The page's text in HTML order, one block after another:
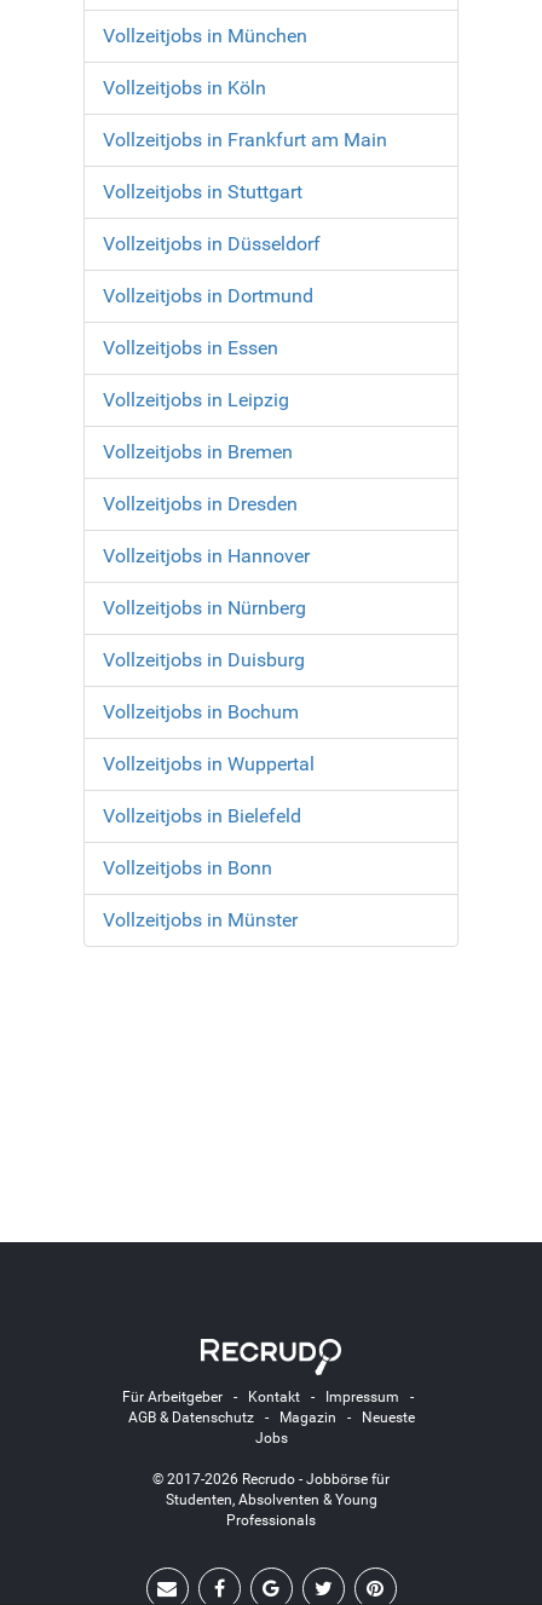
Vollzeitjobs in München
Vollzeitjobs in Köln
Vollzeitjobs in Frankfurt am Main
Vollzeitjobs in Stuttgart
Vollzeitjobs in Düsseldorf
Vollzeitjobs in Dortmund
Vollzeitjobs in Essen
Vollzeitjobs in Leipzig
Vollzeitjobs in Bremen
Vollzeitjobs in Dresden
Vollzeitjobs in Hannover
Vollzeitjobs in Nürnberg
Vollzeitjobs in Duisburg
Vollzeitjobs in Bochum
Vollzeitjobs in Wuppertal
Vollzeitjobs in Bielefeld
Vollzeitjobs in Bonn
Vollzeitjobs in Münster
Für Arbeitgeber- Kontakt- Impressum -
AGB & Datenschutz- Magazin -
Neueste
Jobs
© 2017-2026 Recrudo - Jobbörse für
Studenten, Absolventen & Young
Professionals